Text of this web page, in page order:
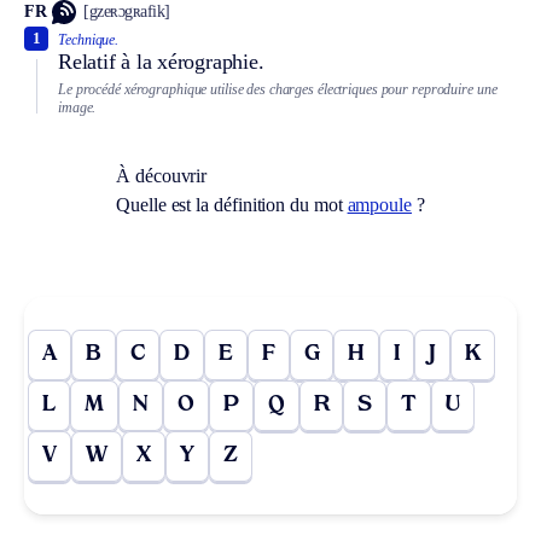
FR [gzeʀɔgʀafik]
Technique.
Relatif à la xérographie.
1
Le procédé xérographique utilise des charges électriques pour reproduire une
image.
À découvrir
Quelle est la définition du mot ampoule ?
A B C D E F G H I J K
L M N O P Q R S T U
V W X Y Z